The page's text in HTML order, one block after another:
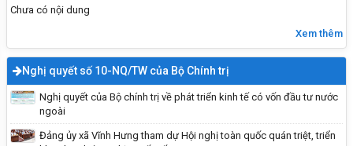
Chưa có nội dung
Xem thêm
Nghị quyết số 10-NQ/TW của Bộ Chính trị
Nghị quyết của Bộ chính trị về phát triển kinh tế có vốn đầu tư nước
ngoài
Đảng ủy xã Vĩnh Hưng tham dự Hội nghị toàn quốc quán triệt, triển
Đại hội đảng bộ UBND xã Vĩnh Hưng lần thứ I,